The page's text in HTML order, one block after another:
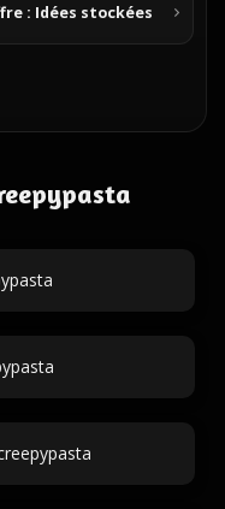
: Idées stockées